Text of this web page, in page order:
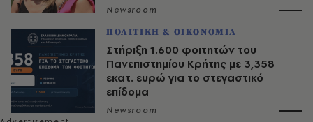
Newsroom
ΠΟΛΙΤΙΚΗ & ΟΙΚΟΝΟΜΙΑ
Στήριξη 1.600 φοιτητών του
Πανεπιστημίου Κρήτης με 3,358
εκατ. ευρώ για το στεγαστικό
επίδομα
Newsroom